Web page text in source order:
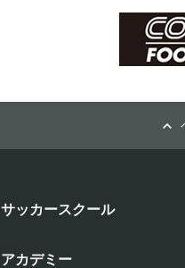
サッカースクール
アカデミー